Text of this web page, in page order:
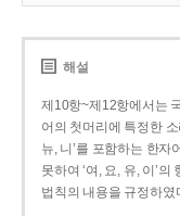
해설
제10항~제12항에서는
어의 첫머리에 특정한
뉴, 니’를 포함하는 한자
못하여 ‘여, 요, 유, 이’
법칙의 내용을 규정하였